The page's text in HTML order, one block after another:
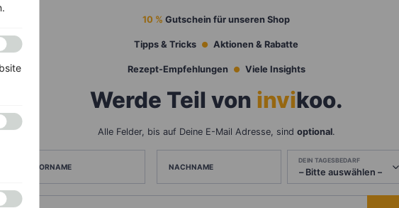
10 % Gutschein für unseren Shop
Tipps & Tricks Aktionen & Rabatte
Rezept-Empfehlungen Viele Insights
Werde Teil von invikoo.
Alle Felder, bis auf Deine E-Mail Adresse, sind optional.
VORNAME NACHNAME
DEIN TAGESBEDARF